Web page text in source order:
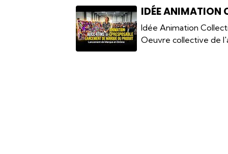
IDÉE ANIMATION
Idée Animation
Oeuvre collective de